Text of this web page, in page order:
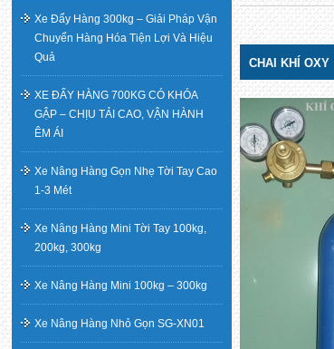
CHAI KHÍ OXY
Xe Đẩy Hàng 300kg – Giải Pháp Vận
Chuyển Hàng Hóa Tiện Lợi Và Hiệu
Quả
XE ĐẨY HÀNG 700KG CÓ KHÓA
GẬP – CHỊU TẢI CAO, VẬN HÀNH
ÊM ÁI
Xe Nâng Hàng Gọn Nhẹ Tời Tay Cao
1-3 Mét
Xe Nâng Hàng Mini Tời Tay 100kg,
200kg, 300kg
Xe Nâng Hàng Mini 100kg – 300kg
Xe Nâng Hàng Nhỏ Gọn SG-XN01